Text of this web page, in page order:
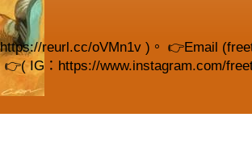
reurl.cc/oVMn1v )。 👉Email
IG：https://www.instagram.com/